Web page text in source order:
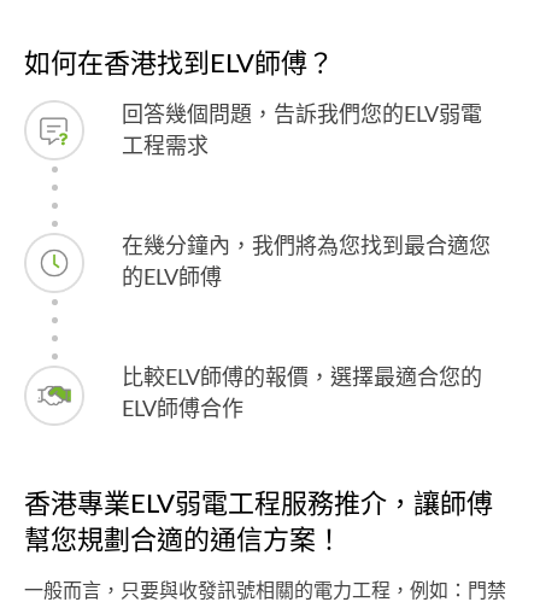
如何在香港找到ELV師傅？
回答幾個問題，告訴我們您的ELV弱電
工程需求
在幾分鐘內，我們將為您找到最合適您
的ELV師傅
比較ELV師傅的報價，選擇最適合您的
ELV師傅合作
香港專業ELV弱電工程服務推介，讓師傅
幫您規劃合適的通信方案！
一般而言，只要與收發訊號相關的電力工程，例如：門禁